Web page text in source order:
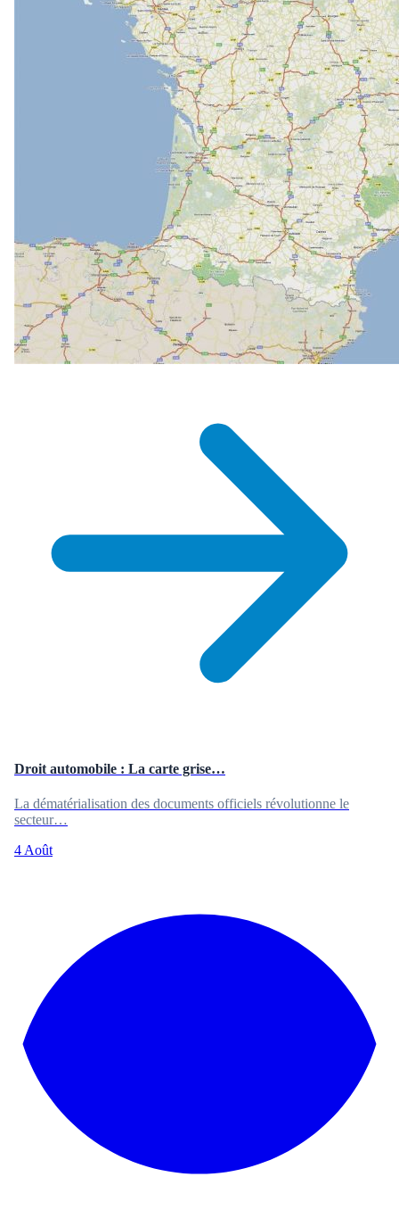
Droit automobile : La carte grise…
La dématérialisation des documents officiels révolutionne le
secteur…
4 Août